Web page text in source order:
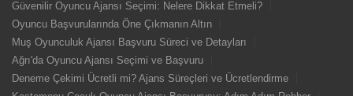
Güvenilir Oyuncu Ajansı Seçimi: Nelere Dikkat Etmeli?
Oyuncu Başvurularında Öne Çıkmanın Altın
Muş Oyunculuk Ajansı Başvuru Süreci ve Detayları
Ağrı'da Oyuncu Ajansı Seçimi ve Başvuru
Deneme Çekimi Ücretli mi? Ajans Süreçleri ve Ücretlendirme